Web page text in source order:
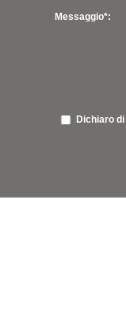
Messaggio*:
Dichiaro